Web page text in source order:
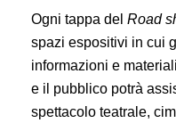
Ogni tappa del Road
spazi espositivi in cui
informazioni e
e il pubblico potrà
spettacolo teatrale,